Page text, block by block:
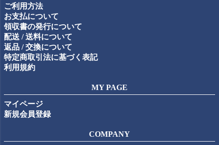
ご利用方法
お支払について
領収書の発行について
配送 / 送料について
返品 / 交換について
特定商取引法に基づく表記
利用規約
MY PAGE
マイページ
新規会員登録
COMPANY